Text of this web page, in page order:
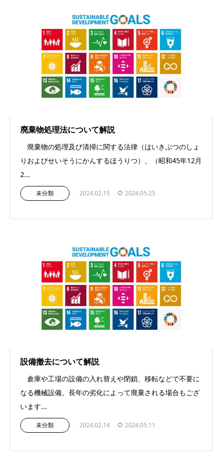
廃棄物処理法について解説
廃棄物の処理及び清掃に関する法律（はいきぶつのしょ
りおよびせいそうにかんするほうりつ）、（昭和45年12月
2...
未分類 2024.02.15 2024.05.25
設備撤去について解説
倉庫や工場の設備の入れ替えや閉鎖、移転などで不要に
なる機械設備。長年の劣化によって廃棄される場合もござ
います...
未分類 2024.02.14 2024.05.11